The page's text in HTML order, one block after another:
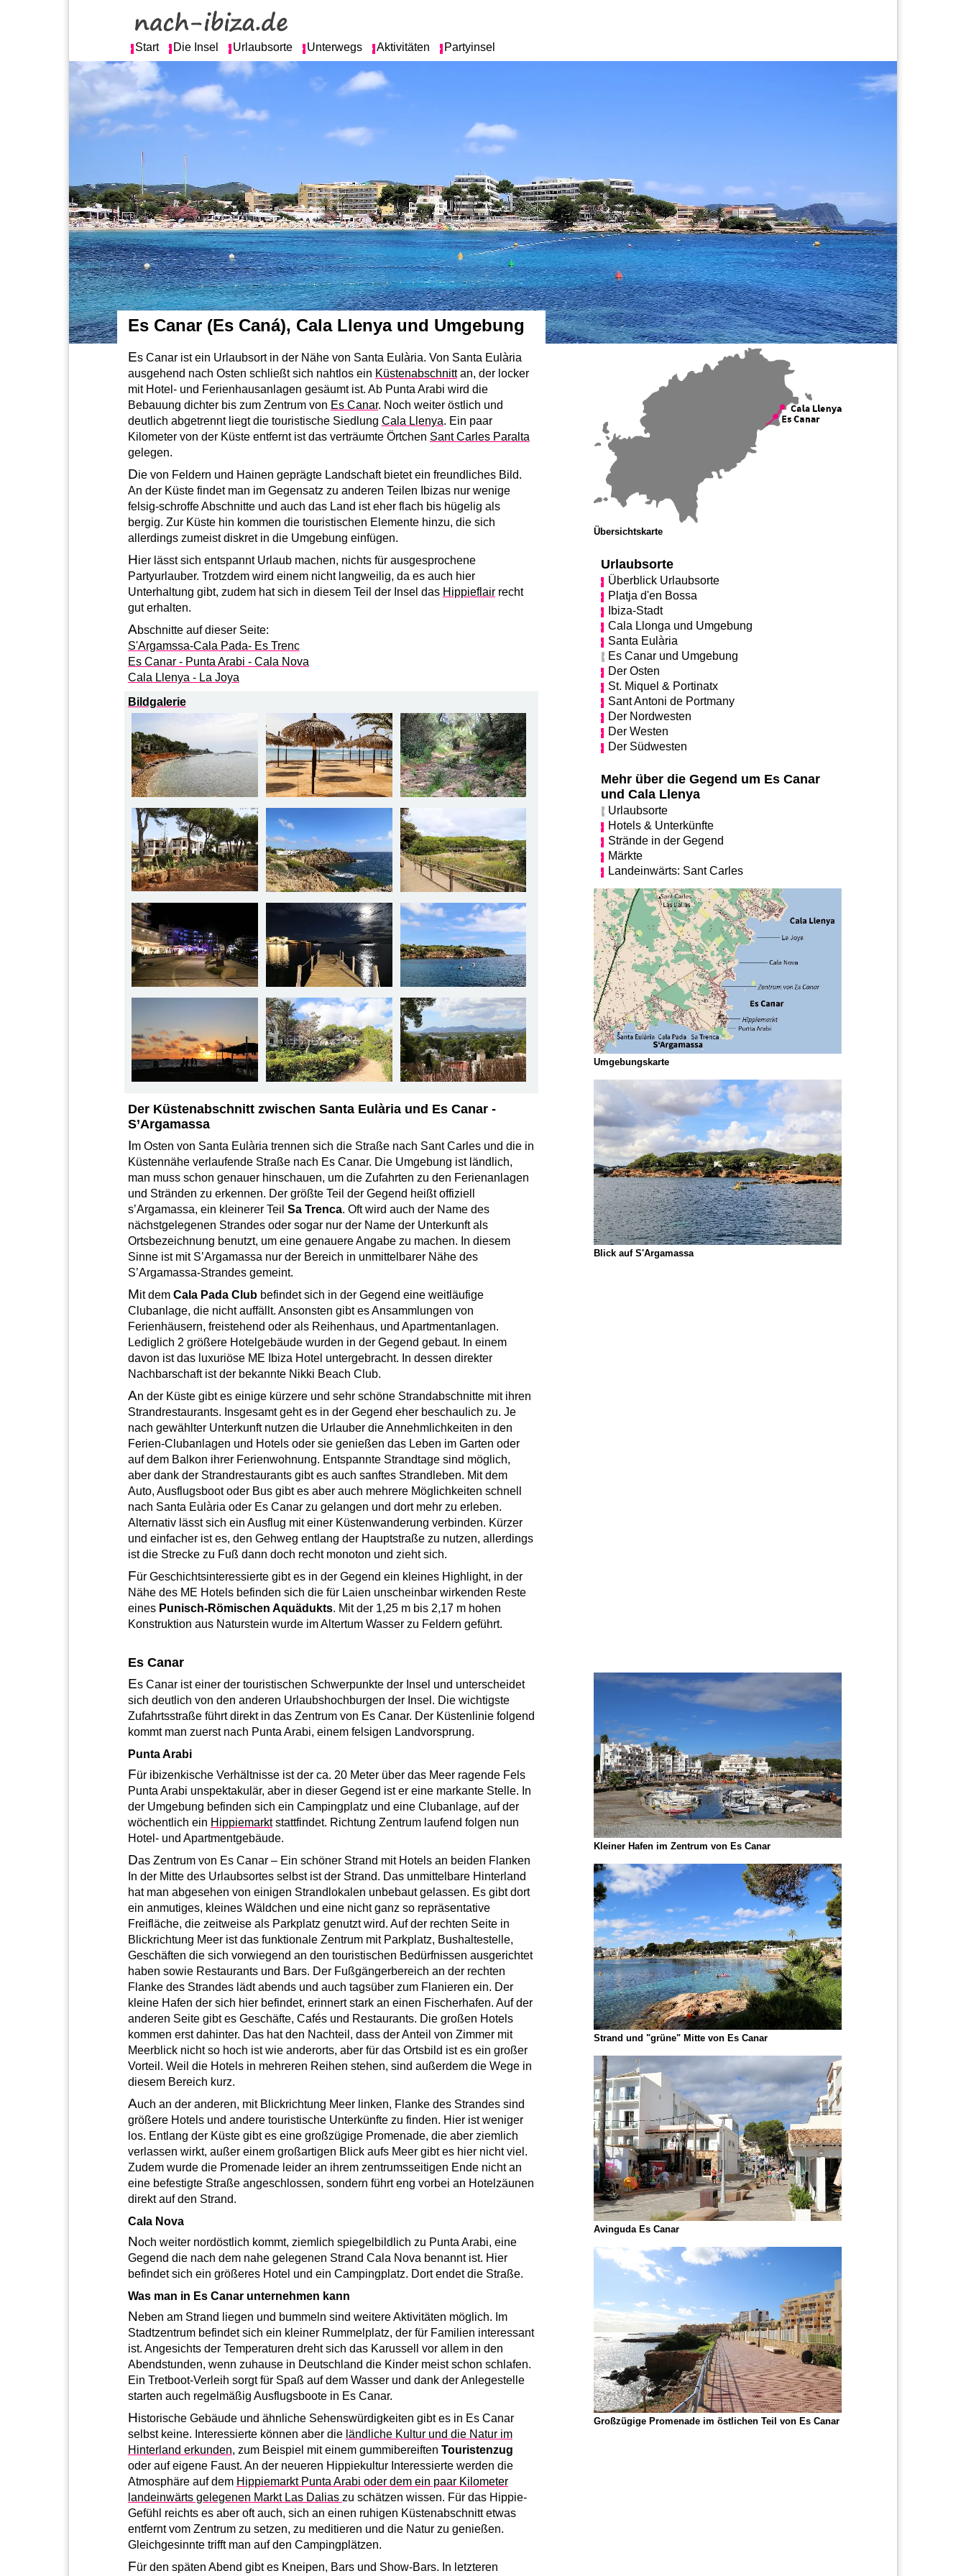
Start Die Insel Urlaubsorte Unterwegs Aktivitäten Partyinsel
Es Canar (Es Caná), Cala Llenya und Umgebung
Es Canar ist ein Urlaubsort in der Nähe von Santa Eulària. Von Santa Eulària
ausgehend nach Osten schließt sich nahtlos ein Küstenabschnittan, der locker
mit Hotel- und Ferienhausanlagen gesäumt ist. Ab Punta Arabi wird die
Bebauung dichter bis zum Zentrum von Es Canar. Noch weiter östlich und
deutlich abgetrennt liegt die touristische Siedlung Cala Llenya. Ein paar
Kilometer von der Küste entfernt ist das verträumte Örtchen Sant Carles Paralta
gelegen.
Die von Feldern und Hainen geprägte Landschaft bietet ein freundliches Bild.
An der Küste findet man im Gegensatz zu anderen Teilen Ibizas nur wenige
felsig-schroffe Abschnitte und auch das Land ist eher flach bis hügelig als
bergig. Zur Küste hin kommen die touristischen Elemente hinzu, die sich
allerdings zumeist diskret in die Umgebung einfügen.
Hier lässt sich entspannt Urlaub machen, nichts für ausgesprochene
Partyurlauber. Trotzdem wird einem nicht langweilig, da es auch hier
Unterhaltung gibt, zudem hat sich in diesem Teil der Insel das Hippieflairrecht
gut erhalten.
Abschnitte auf dieser Seite:
S'Argamssa-Cala Pada- Es Trenc
Es Canar - Punta Arabi - Cala Nova
Cala Llenya - La Joya
Bildgalerie
Der Küstenabschnitt zwischen Santa Eulària und Es Canar -
S’Argamassa
Im Osten von Santa Eulària trennen sich die Straße nach Sant Carles und die in
Küstennähe verlaufende Straße nach Es Canar. Die Umgebung ist ländlich,
man muss schon genauer hinschauen, um die Zufahrten zu den Ferienanlagen
und Stränden zu erkennen. Der größte Teil der Gegend heißt offiziell
s’Argamassa, ein kleinerer Teil Sa Trenca. Oft wird auch der Name des
nächstgelegenen Strandes oder sogar nur der Name der Unterkunft als
Ortsbezeichnung benutzt, um eine genauere Angabe zu machen. In diesem
Sinne ist mit S’Argamassa nur der Bereich in unmittelbarer Nähe des
S’Argamassa-Strandes gemeint.
Mit dem Cala Pada Clubbefindet sich in der Gegend eine weitläufige
Clubanlage, die nicht auffällt. Ansonsten gibt es Ansammlungen von
Ferienhäusern, freistehend oder als Reihenhaus, und Apartmentanlagen.
Lediglich 2 größere Hotelgebäude wurden in der Gegend gebaut. In einem
davon ist das luxuriöse ME Ibiza Hotel untergebracht. In dessen direkter
Nachbarschaft ist der bekannte Nikki Beach Club.
An der Küste gibt es einige kürzere und sehr schöne Strandabschnitte mit ihren
Strandrestaurants. Insgesamt geht es in der Gegend eher beschaulich zu. Je
nach gewählter Unterkunft nutzen die Urlauber die Annehmlichkeiten in den
Ferien-Clubanlagen und Hotels oder sie genießen das Leben im Garten oder
auf dem Balkon ihrer Ferienwohnung. Entspannte Strandtage sind möglich,
aber dank der Strandrestaurants gibt es auch sanftes Strandleben. Mit dem
Auto, Ausflugsboot oder Bus gibt es aber auch mehrere Möglichkeiten schnell
nach Santa Eulària oder Es Canar zu gelangen und dort mehr zu erleben.
Alternativ lässt sich ein Ausflug mit einer Küstenwanderung verbinden. Kürzer
und einfacher ist es, den Gehweg entlang der Hauptstraße zu nutzen, allerdings
ist die Strecke zu Fuß dann doch recht monoton und zieht sich.
Für Geschichtsinteressierte gibt es in der Gegend ein kleines Highlight, in der
Nähe des ME Hotels befinden sich die für Laien unscheinbar wirkenden Reste
eines Punisch-Römischen Aquädukts. Mit der 1,25 m bis 2,17 m hohen
Konstruktion aus Naturstein wurde im Altertum Wasser zu Feldern geführt.
Es Canar
Es Canar ist einer der touristischen Schwerpunkte der Insel und unterscheidet
sich deutlich von den anderen Urlaubshochburgen der Insel. Die wichtigste
Zufahrtsstraße führt direkt in das Zentrum von Es Canar. Der Küstenlinie folgend
kommt man zuerst nach Punta Arabi, einem felsigen Landvorsprung.
Punta Arabi
Für ibizenkische Verhältnisse ist der ca. 20 Meter über das Meer ragende Fels
Punta Arabi unspektakulär, aber in dieser Gegend ist er eine markante Stelle. In
der Umgebung befinden sich ein Campingplatz und eine Clubanlage, auf der
wöchentlich ein Hippiemarktstattfindet. Richtung Zentrum laufend folgen nun
Hotel- und Apartmentgebäude.
Das Zentrum von Es Canar – Ein schöner Strand mit Hotels an beiden Flanken
In der Mitte des Urlaubsortes selbst ist der Strand. Das unmittelbare Hinterland
hat man abgesehen von einigen Strandlokalen unbebaut gelassen. Es gibt dort
ein anmutiges, kleines Wäldchen und eine nicht ganz so repräsentative
Freifläche, die zeitweise als Parkplatz genutzt wird. Auf der rechten Seite in
Blickrichtung Meer ist das funktionale Zentrum mit Parkplatz, Bushaltestelle,
Geschäften die sich vorwiegend an den touristischen Bedürfnissen ausgerichtet
haben sowie Restaurants und Bars. Der Fußgängerbereich an der rechten
Flanke des Strandes lädt abends und auch tagsüber zum Flanieren ein. Der
kleine Hafen der sich hier befindet, erinnert stark an einen Fischerhafen. Auf der
anderen Seite gibt es Geschäfte, Cafés und Restaurants. Die großen Hotels
kommen erst dahinter. Das hat den Nachteil, dass der Anteil von Zimmer mit
Meerblick nicht so hoch ist wie anderorts, aber für das Ortsbild ist es ein großer
Vorteil. Weil die Hotels in mehreren Reihen stehen, sind außerdem die Wege in
diesem Bereich kurz.
Auch an der anderen, mit Blickrichtung Meer linken, Flanke des Strandes sind
größere Hotels und andere touristische Unterkünfte zu finden. Hier ist weniger
los. Entlang der Küste gibt es eine großzügige Promenade, die aber ziemlich
verlassen wirkt, außer einem großartigen Blick aufs Meer gibt es hier nicht viel.
Zudem wurde die Promenade leider an ihrem zentrumsseitigen Ende nicht an
eine befestigte Straße angeschlossen, sondern führt eng vorbei an Hotelzäunen
direkt auf den Strand.
Cala Nova
Noch weiter nordöstlich kommt, ziemlich spiegelbildlich zu Punta Arabi, eine
Gegend die nach dem nahe gelegenen Strand Cala Nova benannt ist. Hier
befindet sich ein größeres Hotel und ein Campingplatz. Dort endet die Straße.
Was man in Es Canar unternehmen kann
Neben am Strand liegen und bummeln sind weitere Aktivitäten möglich. Im
Stadtzentrum befindet sich ein kleiner Rummelplatz, der für Familien interessant
ist. Angesichts der Temperaturen dreht sich das Karussell vor allem in den
Abendstunden, wenn zuhause in Deutschland die Kinder meist schon schlafen.
Ein Tretboot-Verleih sorgt für Spaß auf dem Wasser und dank der Anlegestelle
starten auch regelmäßig Ausflugsboote in Es Canar.
Historische Gebäude und ähnliche Sehenswürdigkeiten gibt es in Es Canar
selbst keine. Interessierte können aber die ländliche Kultur und die Natur im
Hinterland erkunden, zum Beispiel mit einem gummibereiften Touristenzug
oder auf eigene Faust. An der neueren Hippiekultur Interessierte werden die
Atmosphäre auf dem Hippiemarkt Punta Arabi oder dem ein paar Kilometer
landeinwärts gelegenen Markt Las Dalias zu schätzen wissen. Für das Hippie-
Gefühl reichts es aber oft auch, sich an einen ruhigen Küstenabschnitt etwas
entfernt vom Zentrum zu setzen, zu meditieren und die Natur zu genießen.
Gleichgesinnte trifft man auf den Campingplätzen.
Für den späten Abend gibt es Kneipen, Bars und Show-Bars. In letzteren
Übersichtskarte
Urlaubsorte
Überblick Urlaubsorte
Platja d'en Bossa
Ibiza-Stadt
Cala Llonga und Umgebung
Santa Eulària
Es Canar und Umgebung
Der Osten
St. Miquel & Portinatx
Sant Antoni de Portmany
Der Nordwesten
Der Westen
Der Südwesten
Mehr über die Gegend um Es Canar
und Cala Llenya
Urlaubsorte
Hotels & Unterkünfte
Strände in der Gegend
Märkte
Landeinwärts: Sant Carles
Umgebungskarte
Blick auf S'Argamassa
Kleiner Hafen im Zentrum von Es Canar
Strand und "grüne" Mitte von Es Canar
Avinguda Es Canar
Großzügige Promenade im östlichen Teil von Es Canar